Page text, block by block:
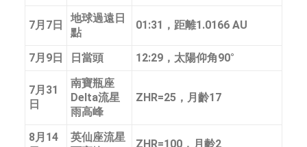
7月7日
地球過遠日
點
01:31，距離1.0166 AU
7月9日 日當頭 12:29，太陽仰角90°
7月31
日
南寶瓶座
Delta流星
雨高峰
ZHR=25，月齡17
8月14
英仙座流星
ZHR=100，月齡2